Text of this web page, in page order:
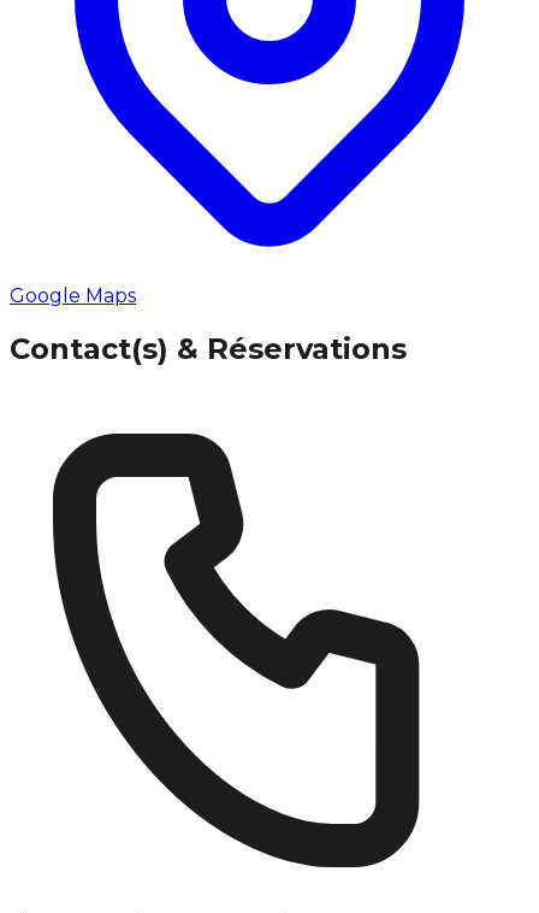
Google Maps
Contact(s) & Réservations